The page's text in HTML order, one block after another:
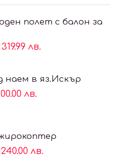
полет с балон за
319.99 лв.
наем в яз.Искър
лв.
240.00 лв.